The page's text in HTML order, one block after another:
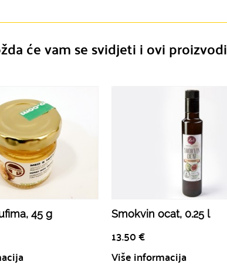
će vam se svidjeti i ovi proizvodi
45 g Smokvin ocat, 0.25 l
13.50€
Više informacija